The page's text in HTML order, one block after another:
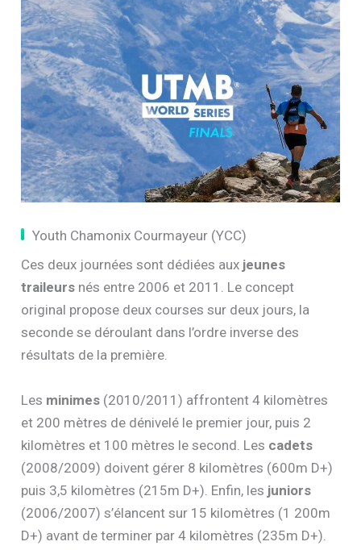
Youth Chamonix Courmayeur (YCC)
Ces deux journées sont dédiées aux jeunes
traileurs nés entre 2006 et 2011. Le concept
original propose deux courses sur deux jours, la
seconde se déroulant dans l’ordre inverse des
résultats de la première.
Les minimes (2010/2011) affrontent 4 kilomètres
et 200 mètres de dénivelé le premier jour, puis 2
kilomètres et 100 mètres le second. Les cadets
(2008/2009) doivent gérer 8 kilomètres (600m D+)
puis 3,5 kilomètres (215m D+). Enfin, les juniors
(2006/2007) s’élancent sur 15 kilomètres (1 200m
D+) avant de terminer par 4 kilomètres (235m D+).